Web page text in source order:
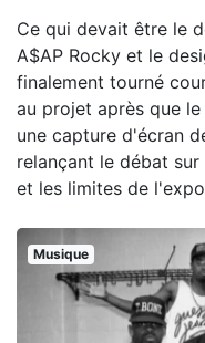
Ce qui devait être le
A$AP Rocky et le
finalement tourné
au projet après que
une capture d'écran
relançant le débat
et les limites de
Musique